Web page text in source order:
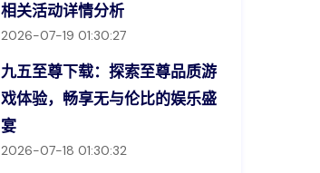
相关活动详情分析
2026-07-19 01:30:27
九五至尊下载：探索至尊品质游
戏体验，畅享无与伦比的娱乐盛
宴
2026-07-18 01:30:32